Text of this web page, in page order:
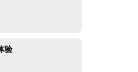
验